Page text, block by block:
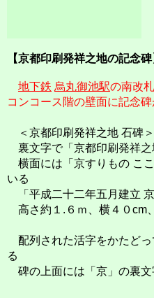
【京都印刷発祥之地の記念碑
地下鉄 烏丸御池駅の南改
コンコース階の壁面に記念
＜京都印刷発祥之地 石碑＞
裏文字で「京都印刷発祥之
横面には「京すりもの こ
いる
「平成二十二年五月建立 京
高さ約１.６ｍ、横４０cm
配列された活字をかたどっ
る
碑の上面には「京」の裏文